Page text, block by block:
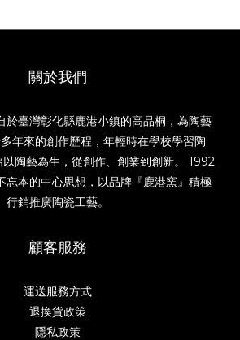
關於我們
於臺灣彰化縣鹿港小鎮的高品桐，為陶藝
年來的創作歷程，年輕時在學校學習陶
陶藝為生，從創作、創業到創新。 1992
忘本的中心思想，以品牌『鹿港窯』積極
行銷推廣陶瓷工藝。
顧客服務
運送服務方式
退換貨政策
隱私政策